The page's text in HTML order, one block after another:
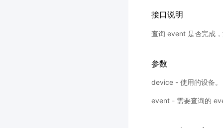
接口说明
查询 event 是否完成
参数
device - 使用的设备。
event - 需要查询的